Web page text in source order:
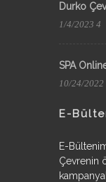
Durko
1/4/2023 4
SPA
10/24/2022
E-
E-
Çevrenin